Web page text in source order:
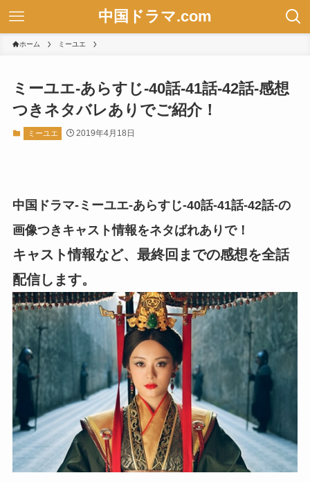
中国ドラマ.com
ホーム ミーユエ
ミーユエ-あらすじ-40話-41話-42話-感想
つきネタバレありでご紹介！
ミーユエ 2019年4月18日
中国ドラマ-ミーユエ-あらすじ-40話-41話-42話-の
画像つきキャスト情報をネタばれありで！
キャスト情報など、最終回までの感想を全話
配信します。